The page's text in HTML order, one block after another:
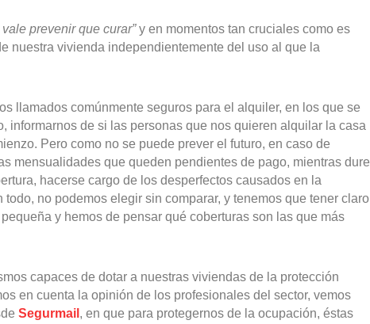
prevenir que curar”y en momentos tan cruciales como es
nuestra vivienda independientemente del uso al que la
llamados comúnmente seguros para el alquiler, en los que se
informarnos de si las personas que nos quieren alquilar la casa
Pero como no se puede prever el futuro, en caso de
mensualidades que queden pendientes de pago, mientras dure
hacerse cargo de los desperfectos causados en la
no podemos elegir sin comparar, y tenemos que tener claro
y hemos de pensar qué coberturas son las que más
capaces de dotar a nuestras viviendas de la protección
en cuenta la opinión de los profesionales del sector, vemos
Segurmail , en que para protegernos de la ocupación, éstas